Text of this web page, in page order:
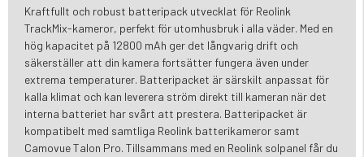
Kraftfullt och robust batteripack utvecklat för Reolink
TrackMix-kameror, perfekt för utomhusbruk i alla väder. Med en
hög kapacitet på 12800 mAh ger det långvarig drift och
säkerställer att din kamera fortsätter fungera även under
extrema temperaturer. Batteripacket är särskilt anpassat för
kalla klimat och kan leverera ström direkt till kameran när det
interna batteriet har svårt att prestera. Batteripacket är
kompatibelt med samtliga Reolink batterikameror samt
Camovue Talon Pro. Tillsammans med en Reolink solpanel får du